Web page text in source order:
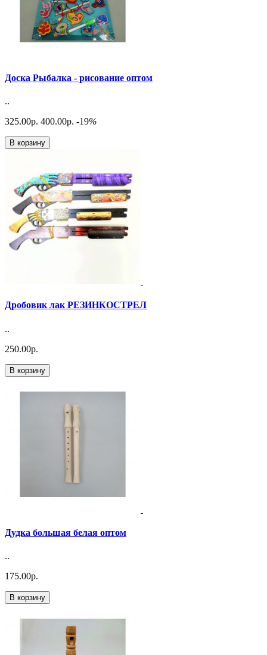
Доска Рыбалка - рисование оптом
..
325.00р. 400.00р. -19%
В корзину
Дробовик лак РЕЗИНКОСТРЕЛ
..
250.00р.
В корзину
Дудка большая белая оптом
..
175.00р.
В корзину